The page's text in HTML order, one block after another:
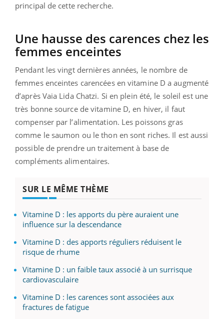
principal de cette recherche.
Une hausse des carences chez les
femmes enceintes
Pendant les vingt dernières années, le nombre de
femmes enceintes carencées en vitamine D a augmenté
d’après Vaia Lida Chatzi. Si en plein été, le soleil est une
très bonne source de vitamine D, en hiver, il faut
compenser par l’alimentation. Les poissons gras
comme le saumon ou le thon en sont riches. Il est aussi
possible de prendre un traitement à base de
compléments alimentaires.
SUR LE MÊME THÈME
Vitamine D : les apports du père auraient une
influence sur la descendance
Vitamine D : des apports réguliers réduisent le
risque de rhume
Vitamine D : un faible taux associé à un surrisque
cardiovasculaire
Vitamine D : les carences sont associées aux
fractures de fatigue